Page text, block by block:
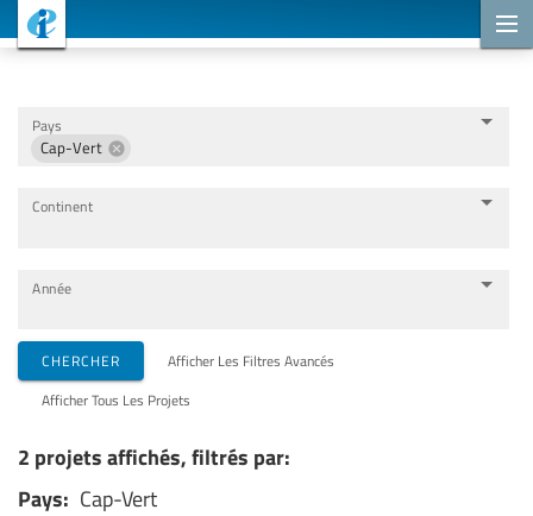
Pays
Cap-Vert
Continent
Année
Organisations de mise en œuvre
Thèmes
CHERCHER Afficher Les Filtres Avancés
Afficher Tous Les Projets
2 projets affichés, filtrés par:
Pays: Cap-Vert